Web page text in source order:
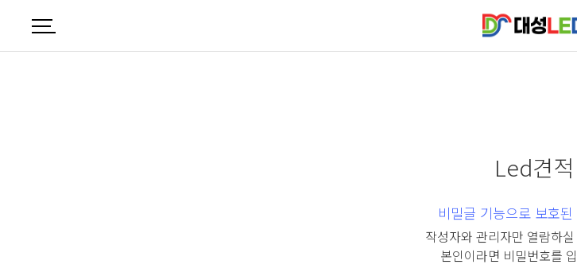
Led견적
비밀글 기능으로 보호
작성자와 관리자만 열람하
본인이라면 비밀번호를